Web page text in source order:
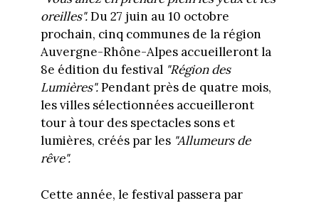
oreilles".Du 27 juin au 10 octobre
prochain, cinq communes de la région
Auvergne-Rhône-Alpes accueilleront la
8e édition du festival "Région des
Lumières".Pendant près de quatre mois,
les villes sélectionnées accueilleront
tour à tour des spectacles sons et
lumières, créés par les "Allumeurs de
rêve".
Cette année, le festival passera par